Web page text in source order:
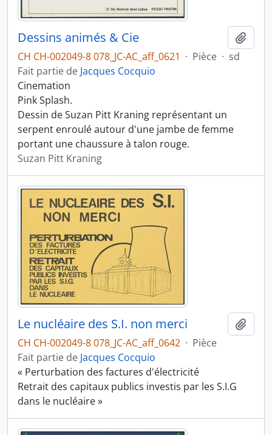
Dessins animés & Cie
CH CH-002049-8 078_JC-AC_aff_0621 · Pièce · sd
Fait partie de Jacques Cocquio
Cinemation
Pink Splash.
Dessin de Suzan Pitt Kraning représentant un
serpent enroulé autour d'une jambe de femme
portant une chaussure à talon rouge.
Suzan Pitt Kraning
Le nucléaire des S.I. non merci
CH CH-002049-8 078_JC-AC_aff_0642 · Pièce
Fait partie de Jacques Cocquio
« Perturbation des factures d'électricité
Retrait des capitaux publics investis par les S.I.G
dans le nucléaire »